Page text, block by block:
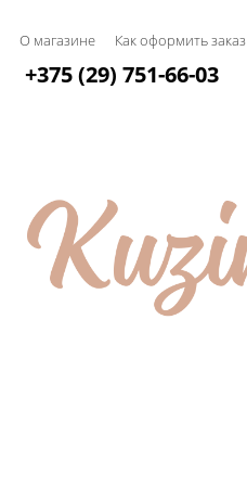
О магазине Как оформить заказ
+375 (29) 751-66-03